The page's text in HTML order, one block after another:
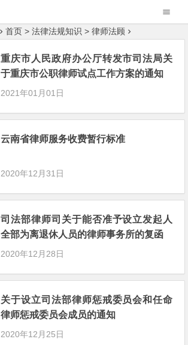
首页 >法律法规知识 >律师法顾
重庆市人民政府办公厅转发市司法局关
于重庆市公职律师试点工作方案的通知
2021年01月01日
云南省律师服务收费暂行标准
2020年12月31日
司法部律师司关于能否准予设立发起人
全部为离退休人员的律师事务所的复函
2020年12月28日
关于设立司法部律师惩戒委员会和任命
律师惩戒委员会成员的通知
2020年12月25日